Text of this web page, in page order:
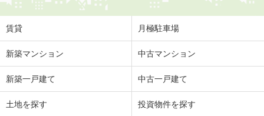
賃貸 月極駐車場
新築マンション 中古マンション
新築一戸建て 中古一戸建て
土地を探す 投資物件を探す